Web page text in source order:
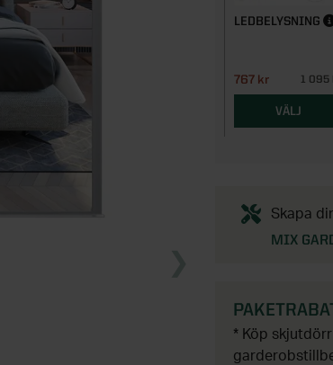
LEDBELYSNING
767 kr 1 095
VÄLJ
Skapa
MIX
* Köp skjutdörr